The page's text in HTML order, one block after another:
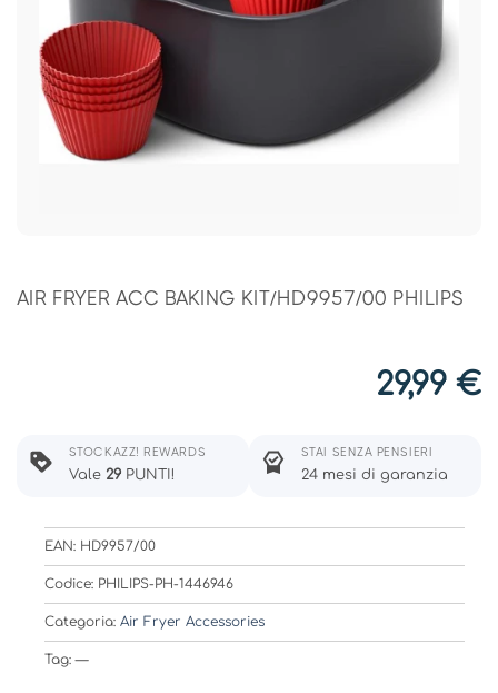
AIR FRYER ACC BAKING KIT/HD9957/00 PHILIPS
29,99 €
STOCKAZZ! REWARDS
Vale 29 PUNTI!
STAI SENZA PENSIERI
24 mesi di garanzia
EAN: HD9957/00
Codice: PHILIPS-PH-1446946
Categoria: Air Fryer Accessories
Tag: —